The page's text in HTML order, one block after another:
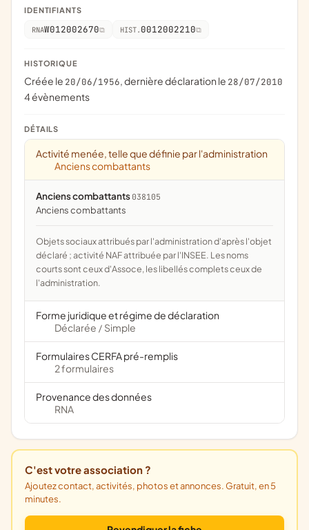
IDENTIFIANTS
RNAW012002670 HIST. 0012002210
HISTORIQUE
Créée le 20/06/1956, dernière déclaration le 28/07/2010
4 évènements
DÉTAILS
Activité menée, telle que définie par l'administration
Anciens combattants
Anciens combattants 038105
anciens combattants
Objets sociaux attribués par l'administration d'après l'objet
déclaré ; activité NAF attribuée par l'INSEE. Les noms
courts sont ceux d'Assoce, les libellés complets ceux de
l'administration.
Forme juridique et régime de déclaration
Déclarée / Simple
Formulaires CERFA pré-remplis
2 formulaires
Provenance des données
RNA
C'est votre association ?
Ajoutez contact, activités, photos et annonces. Gratuit, en 5
minutes.